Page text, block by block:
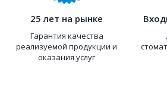
25 лет на рынке
Гарантия качества
реализуемой продукции и
оказания услуг